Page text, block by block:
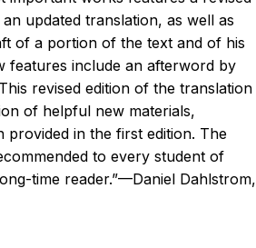
updated translation, as well as
of a portion of the text and of his
features include an afterword by
revised edition of the translation
of helpful new materials,
in the first edition. The
to every student of
time reader.”—Daniel Dahlstrom,